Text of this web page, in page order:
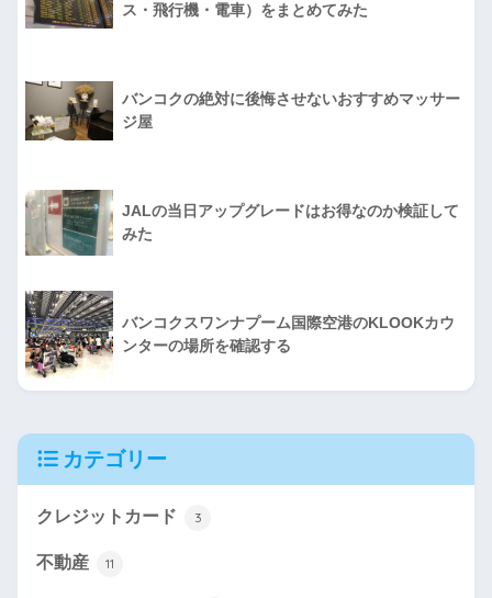
ス・飛行機・電車）をまとめてみた
バンコクの絶対に後悔させないおすすめマッサー
ジ屋
JALの当日アップグレードはお得なのか検証して
みた
バンコクスワンナプーム国際空港のKLOOKカウ
ンターの場所を確認する
カテゴリー
クレジットカード 3
不動産 11